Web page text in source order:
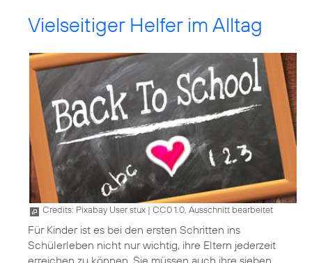
Vielseitiger Helfer im Alltag
Credits: Pixabay User stux | CC0 1.0, Ausschnitt bearbeitet
Für Kinder ist es bei den ersten Schritten ins
Schülerleben nicht nur wichtig, ihre Eltern jederzeit